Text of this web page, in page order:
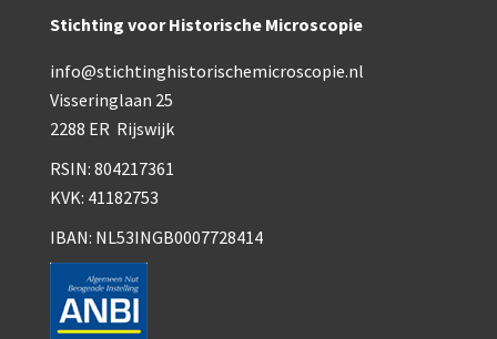
Smith, Beck & Beck, ‘Lister limb’ (1857)
Dollond, ‘bar-limb’ (1860-1880)
Ongesigneerd, Engels (1860-1880)
Robbins (1860-1890)
Nachet, ‘plus simple’ (1862-1880)
Beck & Beck, ‘popular microscope’ (1867)
Bianchi, trommelmicroscoop (1869-1873)
Stichting voor Historische Microscopie
info@stichtinghistorischemicroscopie.nl
Visseringlaan 25
2288 ER Rijswijk
RSIN: 804217361
KVK: 41182753
IBAN: NL53INGB0007728414